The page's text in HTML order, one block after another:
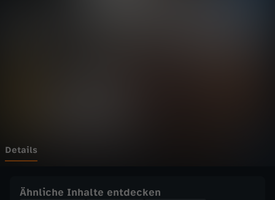
e
Details
Ähnliche Inhalte entdecken